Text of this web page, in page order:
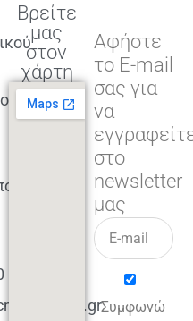
Βρείτε
μας
στον
χάρτη
Αφήστε
το E-mail
σας για
να
στο
newsletter
μας
Συμφωνώ